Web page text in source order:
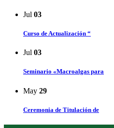
Jul 03
Curso de Actualización “
Jul 03
Seminario «Macroalgas para
May 29
Ceremonia de Titulación de